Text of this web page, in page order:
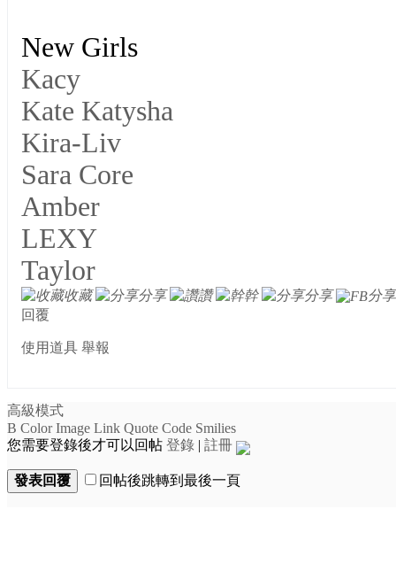
New Girls
Kacy
Kate Katysha
Kira-Liv
Sara Core
Amber
LEXY
Taylor
收藏 分享 讚 幹 分享
分享
回覆
使用道具 舉報
高級模式
B Color Image Link Quote Code Smilies
您需要登錄後才可以回帖 登錄 | 註冊
發表回覆 回帖後跳轉到最後一頁